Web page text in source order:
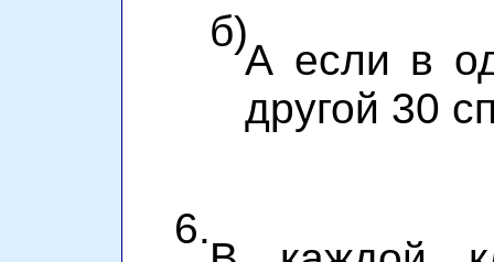
б)
А если в
другой 30
6.